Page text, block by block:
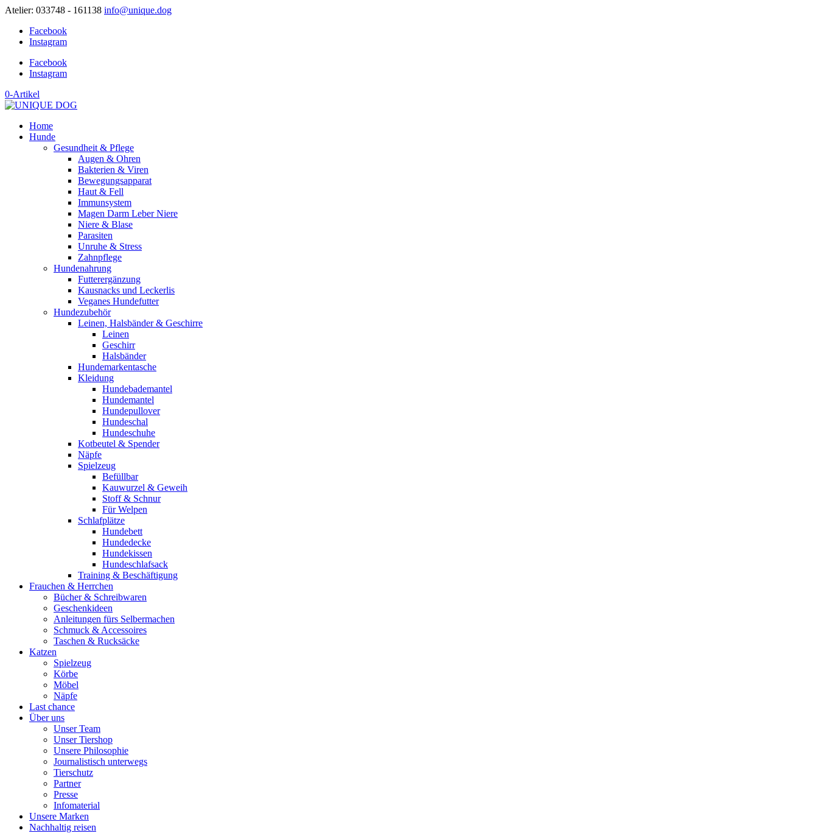
Atelier: 033748 - 161138 info@unique.dog
Facebook
Instagram
Facebook
Instagram
0-Artikel
Home
Hunde
Gesundheit & Pflege
Augen & Ohren
Bakterien & Viren
Bewegungsapparat
Haut & Fell
Immunsystem
Magen Darm Leber Niere
Niere & Blase
Parasiten
Unruhe & Stress
Zahnpflege
Hundenahrung
Futterergänzung
Kausnacks und Leckerlis
Veganes Hundefutter
Hundezubehör
Leinen, Halsbänder & Geschirre
Leinen
Geschirr
Halsbänder
Hundemarkentasche
Kleidung
Hundebademantel
Hundemantel
Hundepullover
Hundeschal
Hundeschuhe
Kotbeutel & Spender
Näpfe
Spielzeug
Befüllbar
Kauwurzel & Geweih
Stoff & Schnur
Für Welpen
Schlafplätze
Hundebett
Hundedecke
Hundekissen
Hundeschlafsack
Training & Beschäftigung
Frauchen & Herrchen
Bücher & Schreibwaren
Geschenkideen
Anleitungen fürs Selbermachen
Schmuck & Accessoires
Taschen & Rucksäcke
Katzen
Spielzeug
Körbe
Möbel
Näpfe
Last chance
Über uns
Unser Team
Unser Tiershop
Unsere Philosophie
Journalistisch unterwegs
Tierschutz
Partner
Presse
Infomaterial
Unsere Marken
Nachhaltig reisen